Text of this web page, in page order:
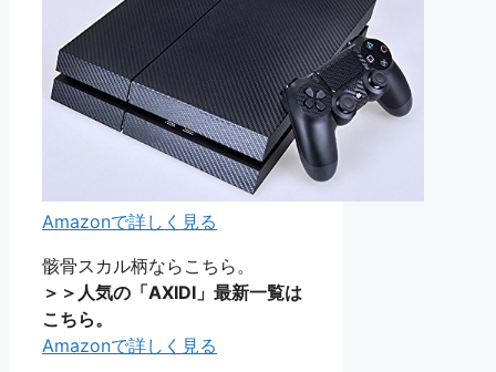
Amazonで詳しく見る
骸骨スカル柄ならこちら。
＞＞人気の「AXIDI」最新一覧は
こちら。
Amazonで詳しく見る